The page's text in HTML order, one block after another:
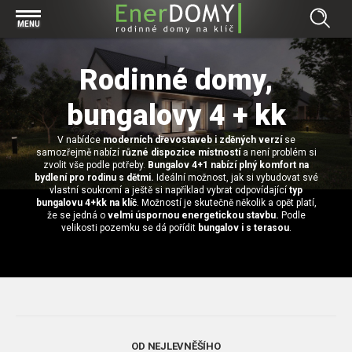
MENU
Prohlížet vše v kategorii Bungalovy
Concept
Exclusive
Effective
Economy
Prohlížet vše v kategorii Projekty
Individuální projekty
Typové řešení
Prohlížet vše v kategorii Technologie
Základová deska
Technologie domu
Zděné domy na klíč
Dřevostavby
Prohlížet vše v kategorii Kontakt
Pracovní pozice
Bezpečnost a ochrana osobních údajů
Prohlížet vše v kategorii Magazín
Financování výstavby rodinného domu
Video EnerDOMY s.r.o.
Rodinné domy,
bungalovy 4 + kk
V nabídce moderních dřevostaveb i zděných verzíse
samozřejmě nabízí různé dispozice místnostía není problém si
zvolit vše podle potřeby. Bungalov 4+1 nabízí plný komfort na
bydlení pro rodinu s dětmi. Ideální možnost, jak si vybudovat své
vlastní soukromí a ještě si například vybrat odpovídající typ
bungalovu 4+kk na klíč. Možností je skutečně několik a opět platí,
že se jedná o velmi úspornou energetickou stavbu. Podle
velikosti pozemku se dá pořídit bungalov i s terasou.
OD NEJLEVNĚŠÍHO